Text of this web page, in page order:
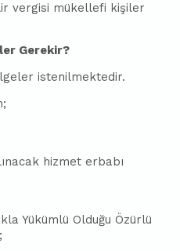
vergisi mükellefi kişiler
Gerekir?
istenilmektedir.
hizmet erbabı
Yükümlü Olduğu Özürlü